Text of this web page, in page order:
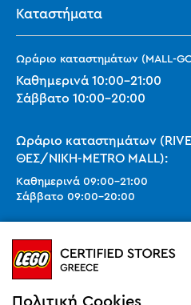
Καταστήματα
Ωράριο καταστημάτων (MALL-
Καθημερινά 10:00-21:00
Σάββατο 10:00-20:00
Ωράριο καταστημάτων
ΘΕΣ/ΝΙΚΗ-METRO MALL):
Καθημερινά 09:00-21:00
Σάββατο 09:00-20:00
Ωράριο καταστημάτων (SMART
Καθημερινά10:00-21:00
Σάββατο09:00
Κυριακή 11:00-20:00 (έως 25/10)
Πολιτική Cookies